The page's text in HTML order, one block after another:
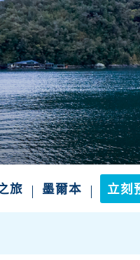
四國絕景．山
樣的風景 小眾秘
精選航班席
旅 墨爾本 立刻